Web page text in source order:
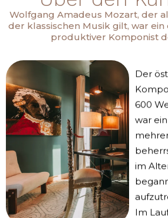
Wolfgang Amadeus Mozart, der
der klassischen Musik gilt, war
produktiver Komponist
Der
600
war
im
Im